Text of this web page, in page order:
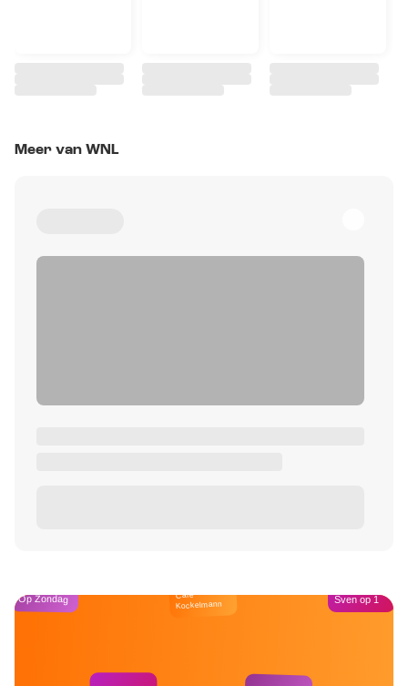
Meer van WNL
Op Zondag Café
Kockelmann Sven op 1